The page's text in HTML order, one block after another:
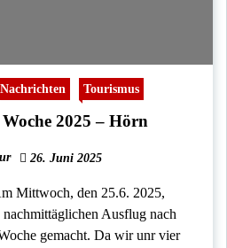
Nachrichten Tourismus
2025 – Hörn
26. Juni 2025
Mittwoch, den 25.6. 2025,
Ausflug nach
gemacht. Da wir unr vier